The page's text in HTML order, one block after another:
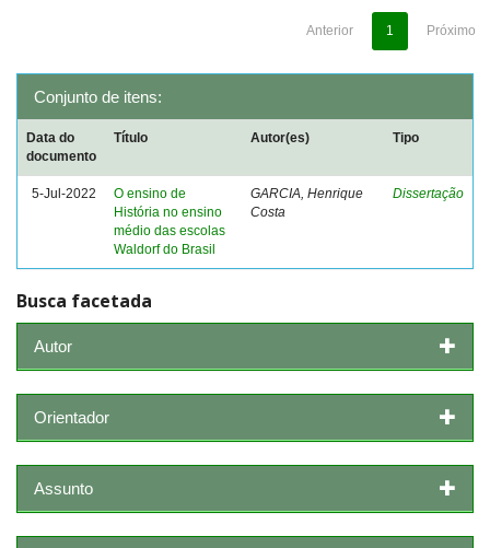
Anterior 1 Próximo
Conjunto de itens:
Data do
documento
Título Autor(es) Tipo
5-Jul-2022
O ensino de
História no ensino
médio das escolas
Waldorf do Brasil
GARCIA, Henrique
Costa
Dissertação
Busca facetada
Autor
Orientador
Assunto